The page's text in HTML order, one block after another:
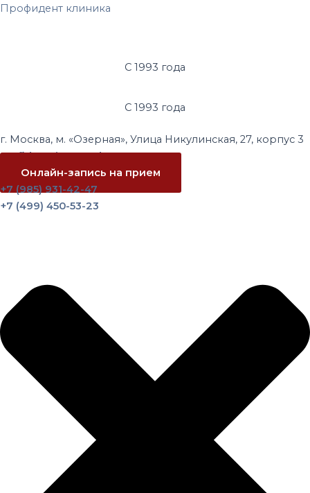
Перейти
Профидент клиника
С 1993 года
С 1993 года
г. Москва, м. «Озерная», Улица Никулинская, 27, корпус 3
profidentvip@yandex.ru
Онлайн-запись на прием
+7 (985) 931-42-47
+7 (499) 450-53-23